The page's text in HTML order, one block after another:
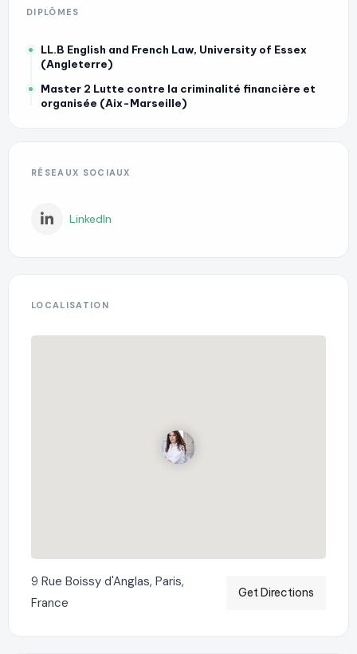
DIPLÔMES
LL.B English and French Law, University of Essex
(Angleterre)
Master 2 Lutte contre la criminalité financière et
organisée (Aix-Marseille)
RÉSEAUX SOCIAUX
LinkedIn
LOCALISATION
9 Rue Boissy d'Anglas, Paris,
France
Get Directions